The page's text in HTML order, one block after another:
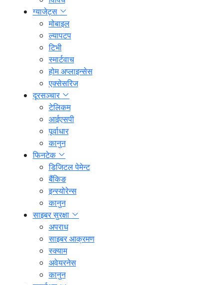
ग्याजेट्स
मोबाइल
ल्यापटप
टिभी
स्मार्टवाच
होम अप्लाइन्सेस
एक्सेसरिज
दूरसञ्चार
टेलिकम
आईएसपी
पूर्वाधार
कानुन
फिनटेक
डिजिटल पेमेन्ट
बैंकिङ
इन्स्योरेन्स
कानुन
साइबर सुरक्षा
अपराध
साइबर आक्रमण
स्क्याम
अवेयरनेस
कानुन